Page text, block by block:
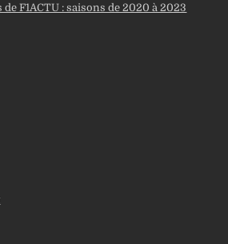
F1ACTU : saisons de 2020 à 2023